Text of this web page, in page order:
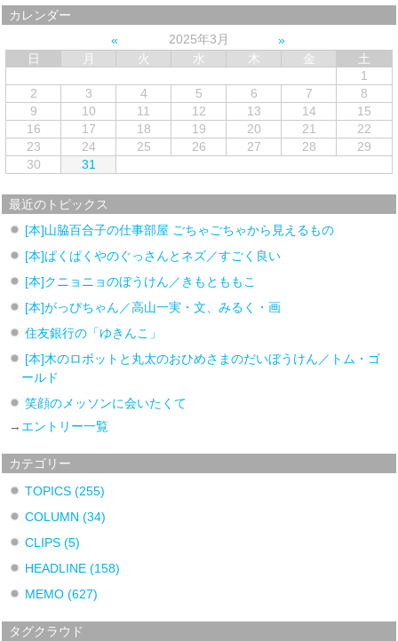
カレンダー
2025年3月
日
月 火 水 木 金
土
1
2
3 4 5 6 7
8
9
10 11 12 13 14
15
16
17 18 19 20 21
22
23
24 25 26 27 28
29
30
31
最近のトピックス
[本]山脇百合子の仕事部屋 ごちゃごちゃから見えるもの
[本]ぱくぱくやのぐっさんとネズ／すごく良い
[本]クニョニョのぼうけん／きもとももこ
[本]がっぴちゃん／高山一実・文、みるく・画
住友銀行の「ゆきんこ」
[本]木のロボットと丸太のおひめさまのだいぼうけん／トム・ゴ
ールド
笑顔のメッソンに会いたくて
→ エントリー一覧
カテゴリー
TOPICS(255)
COLUMN(34)
CLIPS(5)
HEADLINE(158)
MEMO(627)
タグクラウド